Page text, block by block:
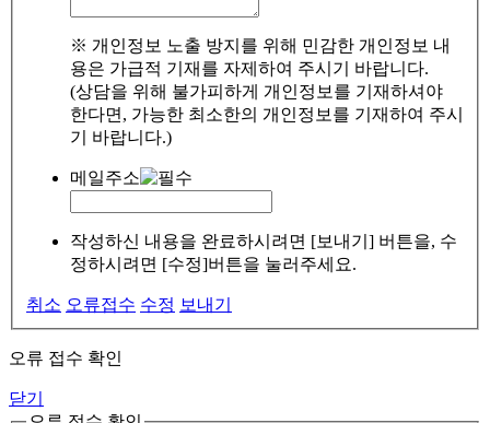
※ 개인정보 노출 방지를 위해 민감한 개인정보 내
용은 가급적 기재를 자제하여 주시기 바랍니다.
(상담을 위해 불가피하게 개인정보를 기재하셔야
한다면, 가능한 최소한의 개인정보를 기재하여 주시
기 바랍니다.)
메일주소
작성하신 내용을 완료하시려면 [보내기] 버튼을, 수
정하시려면 [수정]버튼을 눌러주세요.
취소 오류접수 수정 보내기
오류 접수 확인
닫기